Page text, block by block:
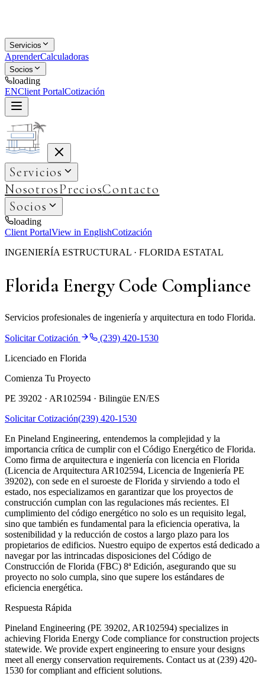
Servicios
AprenderCalculadoras
Socios
loading
ENClient PortalCotización
Servicios
NosotrosPreciosContacto
Socios
loading
Client PortalView in EnglishCotización
INGENIERÍA ESTRUCTURAL · FLORIDA ESTATAL
Florida Energy Code Compliance
Servicios profesionales de ingeniería y arquitectura en todo Florida.
Solicitar Cotización
(239) 420-1530
Licenciado en Florida
Comienza Tu Proyecto
PE 39202 · AR102594 · Bilingüe EN/ES
Solicitar Cotización(239) 420-1530
En Pineland Engineering, entendemos la complejidad y la
importancia crítica de cumplir con el Código Energético de Florida.
Como firma de arquitectura e ingeniería con licencia en Florida
(Licencia de Arquitectura AR102594, Licencia de Ingeniería PE
39202), con sede en el suroeste de Florida y sirviendo a todo el
estado, nos especializamos en garantizar que los proyectos de
construcción cumplan con las regulaciones más recientes. El
cumplimiento del código energético no solo es un requisito legal,
sino que también es fundamental para la eficiencia operativa, la
sostenibilidad y la reducción de costos a largo plazo para los
propietarios de edificios. Nuestro equipo de expertos está dedicado a
navegar por las intrincadas disposiciones del Código de
Construcción de Florida (FBC) 8ª Edición, asegurando que su
proyecto no solo cumpla, sino que supere los estándares de
eficiencia energética.
Respuesta Rápida
Pineland Engineering (PE 39202, AR102594) specializes in
achieving Florida Energy Code compliance for construction projects
statewide. We provide expert engineering to ensure your designs
meet all energy conservation requirements. Contact us at (239) 420-
1530 for compliant and efficient solutions.